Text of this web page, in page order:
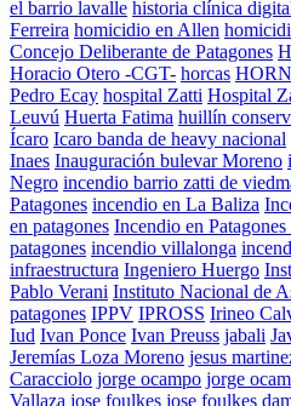
el barrio lavalle historia clínica
Ferreira homicidio en Allen
Concejo Deliberante de Patagones
Horacio Otero -CGT- horcas
Pedro Ecay hospital Zatti Hospital
Leuvú Huerta Fatima huillín
Ícaro Icaro banda de heavy nacional
Inaes Inauguración bulevar Moreno
Negro incendio barrio zatti de
Patagones incendio en La Baliza
en patagones Incendio en
patagones incendio villalonga
infraestructura Ingeniero Huergo
Pablo Verani Instituto Nacional de
patagones IPPV IPROSS Irineo
Iud Ivan Ponce Ivan Preuss jabali
Jeremías Loza Moreno jesus
Caracciolo jorge ocampo jorge
Vallaza jose foulkes jose foulkes